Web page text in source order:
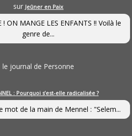
sur Jeûner en Paix
! ON MANGE LES ENFANTS !! Voilà le
genre de...
le journal de Personne
: Pourquoi s’est-elle radicalisée ?
mot de la main de Mennel : "Selem...